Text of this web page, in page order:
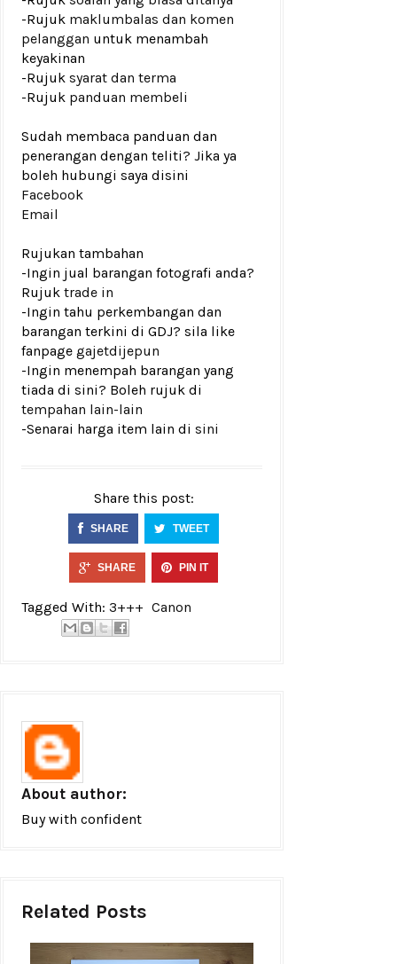
-Rujuk maklumbalas dan komen
pelanggan untuk menambah
keyakinan
-Rujuk syarat dan terma
-Rujuk panduan membeli
Sudah membaca panduan dan
penerangan dengan teliti? Jika ya
boleh hubungi saya disini
Facebook
Email
Rujukan tambahan
-Ingin jual barangan fotografi anda?
Rujuk trade in
-Ingin tahu perkembangan dan
barangan terkini di GDJ? sila like
fanpage gajetdijepun
-Ingin menempah barangan yang
tiada di sini? Boleh rujuk di
tempahan lain-lain
-Senarai harga item lain di sini
Share this post:
SHARE TWEET
SHARE PIN IT
Tagged With: 3+++ Canon
About author:
Buy with confident
Related Posts